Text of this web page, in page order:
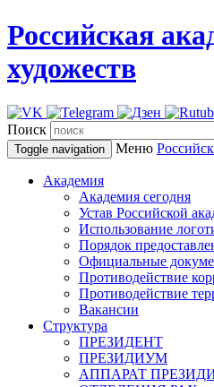
Российская
художеств
Поиск
Toggle navigation Меню
Академия
Академия сегодня
Устав Российской
Использование
Порядок
Официальные
Противодействие
Противодействие
Вакансии
Структура
ПРЕЗИДЕНТ
ПРЕЗИДИУМ
АППАРАТ